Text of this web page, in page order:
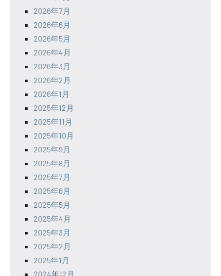
2026年7月
2026年6月
2026年5月
2026年4月
2026年3月
2026年2月
2026年1月
2025年12月
2025年11月
2025年10月
2025年9月
2025年8月
2025年7月
2025年6月
2025年5月
2025年4月
2025年3月
2025年2月
2025年1月
2024年12月